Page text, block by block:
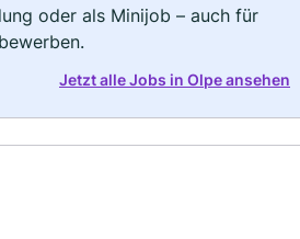
oder als Minijob – auch für
Jetzt alle Jobs in Olpe ansehen